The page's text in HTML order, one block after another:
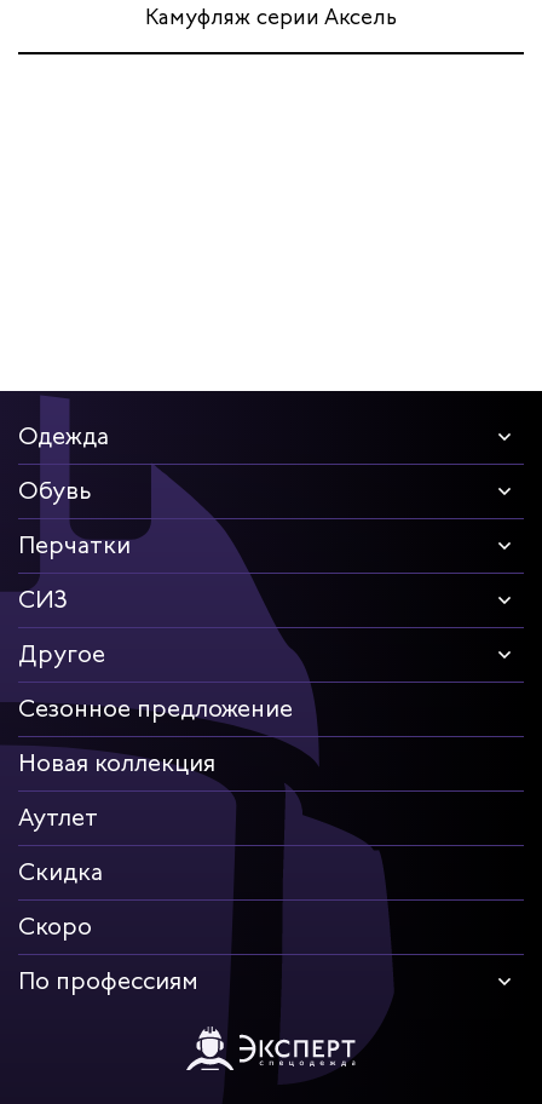
Камуфляж серии Аксель
Одежда
Обувь
Перчатки
СИЗ
Другое
Сезонное предложение
Новая коллекция
Аутлет
Скидка
Скоро
По профессиям